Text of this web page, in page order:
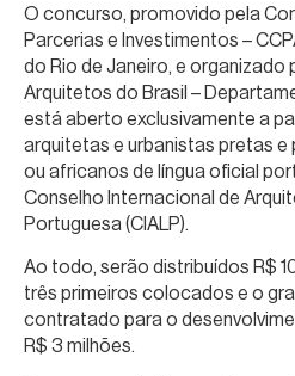
O concurso, promovido pela
Parcerias e Investimentos –
do Rio de Janeiro, e organizado
Arquitetos do Brasil –
está aberto exclusivamente a
arquitetas e urbanistas pretas e
ou africanos de língua oficial
Conselho Internacional de
Portuguesa (CIALP).
Ao todo, serão distribuídos R$
três primeiros colocados e o
contratado para o
R$ 3 milhões.